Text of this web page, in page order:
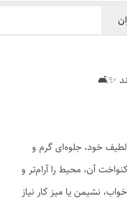
✨🛋️
خود، جلوه‌ای گرم و
آن، محیط را آرام‌تر و
نشیمن یا میز کار نیاز